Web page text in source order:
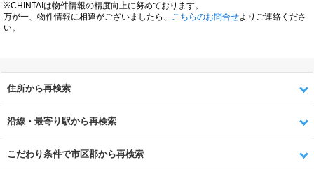
※CHINTAIは物件情報の精度向上に努めております。
万が一、物件情報に相違がございましたら、
こちらのお問合せよりご連絡くださ
い。
住所から再検索
沿線・最寄り駅から再検索
こだわり条件で市区郡から再検索